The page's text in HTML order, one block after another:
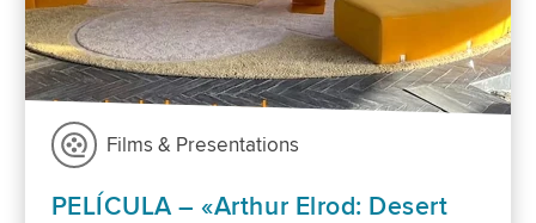
Films & Presentations
PELÍCULA – «Arthur Elrod: Desert